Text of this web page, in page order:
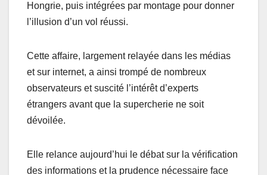
Hongrie, puis intégrées par montage pour donner
l’illusion d’un vol réussi.
Cette affaire, largement relayée dans les médias
et sur internet, a ainsi trompé de nombreux
observateurs et suscité l’intérêt d’experts
étrangers avant que la supercherie ne soit
dévoilée.
Elle relance aujourd’hui le débat sur la vérification
des informations et la prudence nécessaire face